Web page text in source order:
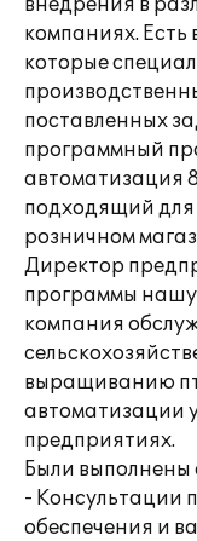
внедрения в
компаниях.
которые
поставленных
программный
автоматизация
подходящий для
розничном
Директор
программы
компания
выращиванию
автоматизации
предприятиях.
Были
- Консультации
обеспечения и